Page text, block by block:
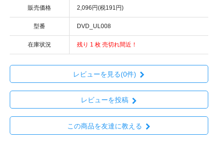
販売価格 2,096円(税191円)
型番 DVD_UL008
在庫状況 残り 1 枚 売切れ間近！
レビューを見る(0件)
レビューを投稿
この商品を友達に教える